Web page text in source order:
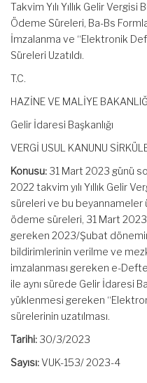
Takvim Yılı Yıllık Gelir
Ödeme Süreleri, Ba-Bs
İmzalanma ve “Elektronik
Süreleri Uzatıldı.
T.C.
HAZİNE VE MALİYE
Gelir İdaresi Başkanlığı
VERGİ USUL KANUNU
Konusu: 31 Mart 2023 günü
2022 takvim yılı Yıllık Gelir
süreleri ve bu
ödeme süreleri, 31 Mart
gereken 2023/Şubat
bildirimlerinin verilme ve
imzalanması gereken e-
ile aynı sürede Gelir İdaresi
yüklenmesi gereken
sürelerinin uzatılması.
Tarihi: 30/3/2023
Sayısı:VUK-153/ 2023-4